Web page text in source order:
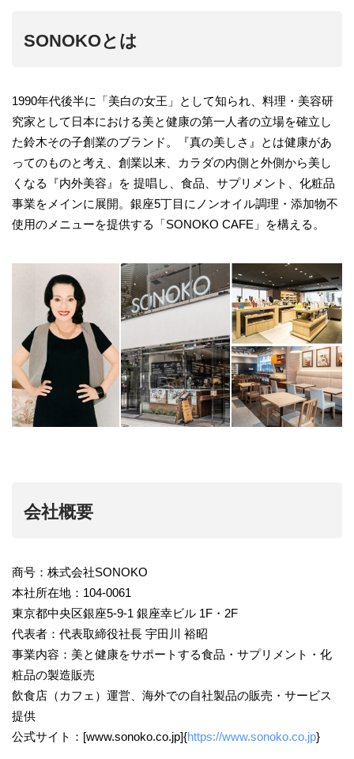
SONOKOとは
1990年代後半に「美白の女王」として知られ、料理・美容研
究家として日本における美と健康の第一人者の立場を確立し
た鈴木その子創業のブランド。『真の美しさ』とは健康があ
ってのものと考え、創業以来、カラダの内側と外側から美し
くなる『内外美容』を 提唱し、食品、サプリメント、化粧品
事業をメインに展開。銀座5丁目にノンオイル調理・添加物不
使用のメニューを提供する「SONOKO CAFE」を構える。
会社概要
商号：株式会社SONOKO
本社所在地：104-0061
東京都中央区銀座5-9-1 銀座幸ビル 1F・2F
代表者：代表取締役社長 宇田川 裕昭
事業内容：美と健康をサポートする食品・サプリメント・化
粧品の製造販売
飲食店（カフェ）運営、海外での自社製品の販売・サービス
提供
公式サイト：[www.sonoko.co.jp]{https://www.sonoko.co.jp}